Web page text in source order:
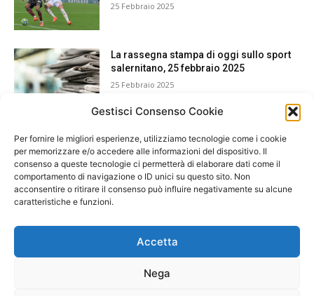
Gestisci Consenso Cookie
Per fornire le migliori esperienze, utilizziamo tecnologie come i cookie
per memorizzare e/o accedere alle informazioni del dispositivo. Il
consenso a queste tecnologie ci permetterà di elaborare dati come il
comportamento di navigazione o ID unici su questo sito. Non
acconsentire o ritirare il consenso può influire negativamente su alcune
caratteristiche e funzioni.
Accetta
Nega
25 Febbraio 2025
La rassegna stampa di oggi sullo sport
salernitano, 25 febbraio 2025
25 Febbraio 2025